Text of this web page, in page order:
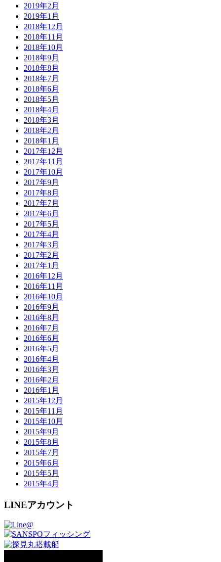
2019年2月
2019年1月
2018年12月
2018年11月
2018年10月
2018年9月
2018年8月
2018年7月
2018年6月
2018年5月
2018年4月
2018年3月
2018年2月
2018年1月
2017年12月
2017年11月
2017年10月
2017年9月
2017年8月
2017年7月
2017年6月
2017年5月
2017年4月
2017年3月
2017年2月
2017年1月
2016年12月
2016年11月
2016年10月
2016年9月
2016年8月
2016年7月
2016年6月
2016年5月
2016年4月
2016年3月
2016年2月
2016年1月
2015年12月
2015年11月
2015年10月
2015年9月
2015年8月
2015年7月
2015年6月
2015年5月
2015年4月
LINEアカウント